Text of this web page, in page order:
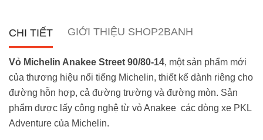
CHI TIẾT GIỚI THIỆU SHOP2BANH
Vỏ Michelin Anakee Street 90/80-14, một sản phẩm mới
của thương hiệu nổi tiếng Michelin, thiết kế dành riêng cho
đường hỗn hợp, cả đường trường và đường mòn. Sản
phẩm được lấy công nghệ từ vỏ Anakee các dòng xe PKL
Adventure của Michelin.